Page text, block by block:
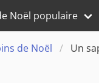
Noël populaire
de Noël Un